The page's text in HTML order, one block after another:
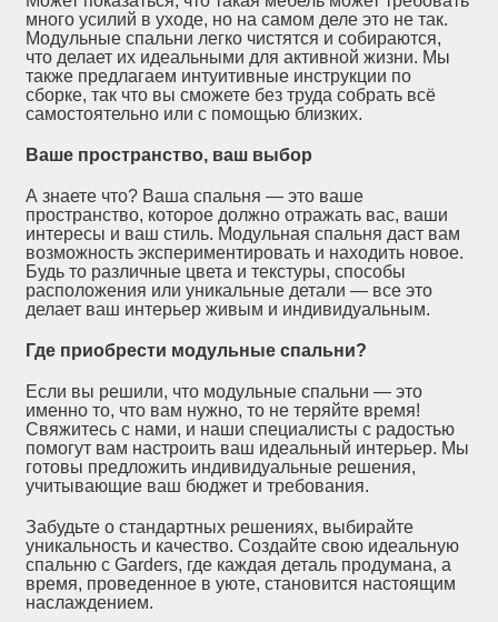
много усилий в уходе, но на самом деле это не так.
Модульные спальни легко чистятся и собираются,
что делает их идеальными для активной жизни. Мы
также предлагаем интуитивные инструкции по
сборке, так что вы сможете без труда собрать всё
самостоятельно или с помощью близких.
Ваше пространство, ваш выбор
А знаете что? Ваша спальня — это ваше
пространство, которое должно отражать вас, ваши
интересы и ваш стиль. Модульная спальня даст вам
возможность экспериментировать и находить новое.
Будь то различные цвета и текстуры, способы
расположения или уникальные детали — все это
делает ваш интерьер живым и индивидуальным.
Где приобрести модульные спальни?
Если вы решили, что модульные спальни — это
именно то, что вам нужно, то не теряйте время!
Свяжитесь с нами, и наши специалисты с радостью
помогут вам настроить ваш идеальный интерьер. Мы
готовы предложить индивидуальные решения,
учитывающие ваш бюджет и требования.
Забудьте о стандартных решениях, выбирайте
уникальность и качество. Создайте свою идеальную
спальню с Garders, где каждая деталь продумана, а
время, проведенное в уюте, становится настоящим
наслаждением.